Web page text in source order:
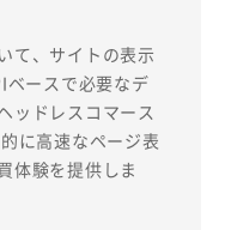
て、サイトの表示
ースで必要なデ
ッドレスコマース
に高速なページ表
体験を提供しま